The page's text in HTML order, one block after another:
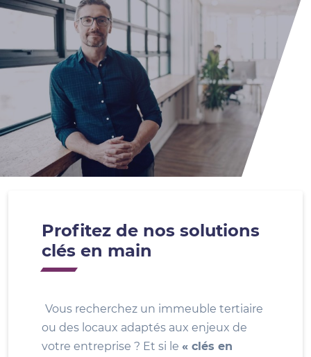
Profitez de nos solutions
clés en main
Vous recherchez un immeuble tertiaire
ou des locaux adaptés aux enjeux de
votre entreprise ? Et si le « clés en